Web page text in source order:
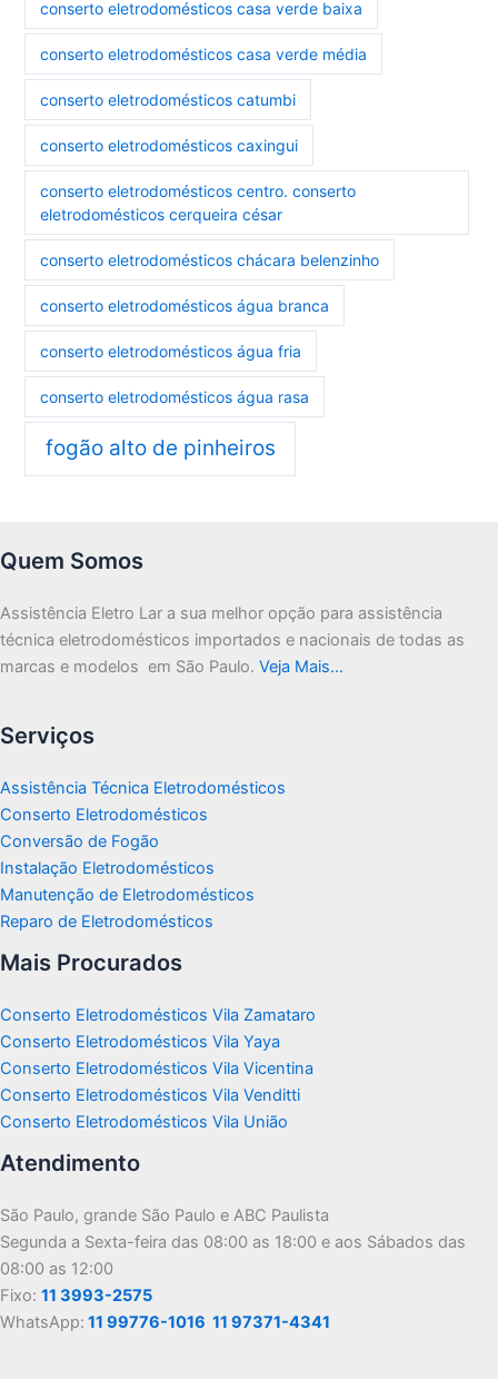
conserto eletrodomésticos casa verde baixa
conserto eletrodomésticos casa verde média
conserto eletrodomésticos catumbi
conserto eletrodomésticos caxingui
conserto eletrodomésticos centro. conserto
eletrodomésticos cerqueira césar
conserto eletrodomésticos chácara belenzinho
conserto eletrodomésticos água branca
conserto eletrodomésticos água fria
conserto eletrodomésticos água rasa
fogão alto de pinheiros
Quem Somos
Assistência Eletro Lar a sua melhor opção para assistência
técnica eletrodomésticos importados e nacionais de todas as
marcas e modelos em São Paulo. Veja Mais…
Serviços
Assistência Técnica Eletrodomésticos
Conserto Eletrodomésticos
Conversão de Fogão
Instalação Eletrodomésticos
Manutenção de Eletrodomésticos
Reparo de Eletrodomésticos
Mais Procurados
Conserto Eletrodomésticos Vila Zamataro
Conserto Eletrodomésticos Vila Yaya
Conserto Eletrodomésticos Vila Vicentina
Conserto Eletrodomésticos Vila Venditti
Conserto Eletrodomésticos Vila União
Atendimento
São Paulo, grande São Paulo e ABC Paulista
Segunda a Sexta-feira das 08:00 as 18:00 e aos Sábados das
08:00 as 12:00
Fixo: 11 3993-2575
WhatsApp: 11 99776-1016 11 97371-4341